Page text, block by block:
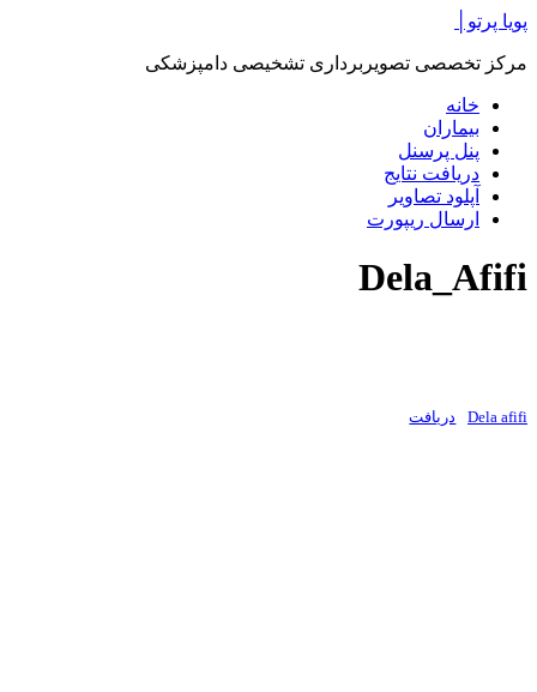
پرش
محتوا
پویا پرتو│
مرکز تخصصی تصویربرداری تشخیصی دامپزشکی
خانه
بیماران
پنل پرسنل
دریافت نتایج
آپلود تصاویر
ارسال ریپورت
Dela_Afifi
Dela afifi دریافت